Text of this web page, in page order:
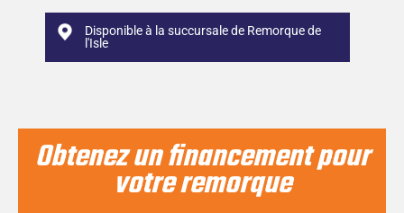
Disponible à la succursale de Remorque de
l'Isle
Obtenez un financement pour
votre remorque